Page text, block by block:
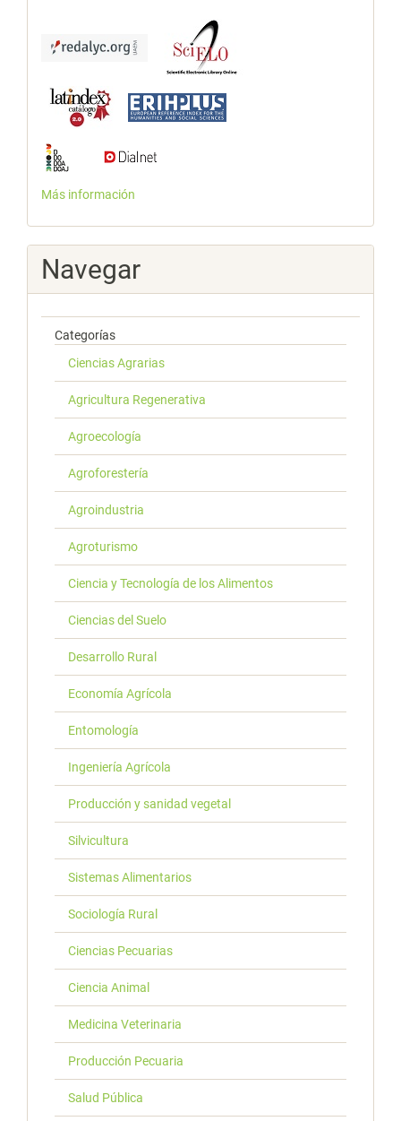
Más información
Navegar
Categorías
Ciencias Agrarias
Agricultura Regenerativa
Agroecología
Agroforestería
Agroindustria
Agroturismo
Ciencia y Tecnología de los Alimentos
Ciencias del Suelo
Desarrollo Rural
Economía Agrícola
Entomología
Ingeniería Agrícola
Producción y sanidad vegetal
Silvicultura
Sistemas Alimentarios
Sociología Rural
Ciencias Pecuarias
Ciencia Animal
Medicina Veterinaria
Producción Pecuaria
Salud Pública